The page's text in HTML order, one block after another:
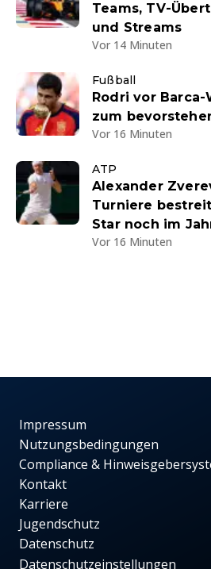
Teams, TV-
und Streams
Vor 14 Minuten
Fußball
Rodri vor
zum
Vor 16 Minuten
ATP
Alexander
Turniere
Star noch im
Vor 16 Minuten
Impressum
Nutzungsbedingungen
Compliance &
Kontakt
Karriere
Jugendschutz
Datenschutz
Datenschutzeinstellungen